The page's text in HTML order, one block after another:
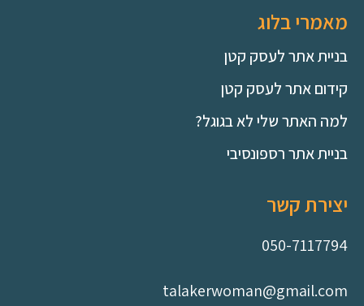
מאמרי בלוג
בניית אתר לעסק קטן
קידום אתר לעסק קטן
למה האתר שלי לא בגוגל?
בניית אתר רספונסיבי
יצירת קשר
050-7117794
talakerwoman@gmail.com